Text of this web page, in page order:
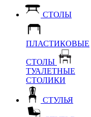
СТОЛЫ
ПЛАСТИКОВЫЕ
СТОЛЫ
ТУАЛЕТНЫЕ
СТОЛИКИ
СТУЛЬЯ